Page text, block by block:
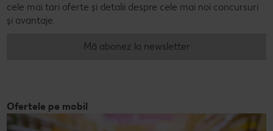
cele mai tari oferte și detalii despre cele mai noi concursuri
și avantaje.
Mă abonez la newsletter
Ofertele pe mobil